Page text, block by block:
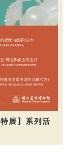
展】系列活